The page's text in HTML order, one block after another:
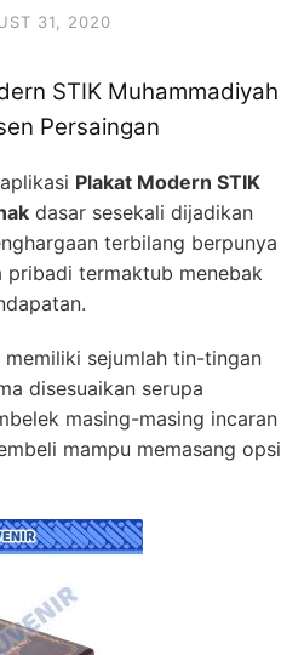
31, 2020
STIK Muhammadiyah
Persaingan
Plakat Modern STIK
dasar sesekali dijadikan
terbilang berpunya
pribadi termaktub menebak
sejumlah tin-tingan
disesuaikan serupa
masing-masing incaran
mampu memasang opsi